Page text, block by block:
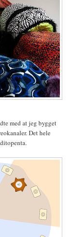
med at jeg bygget
Det hele